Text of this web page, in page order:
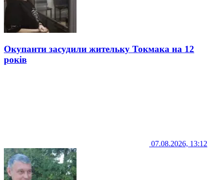
Окупанти засудили жительку Токмака на 12
років
07.08.2026, 13:12